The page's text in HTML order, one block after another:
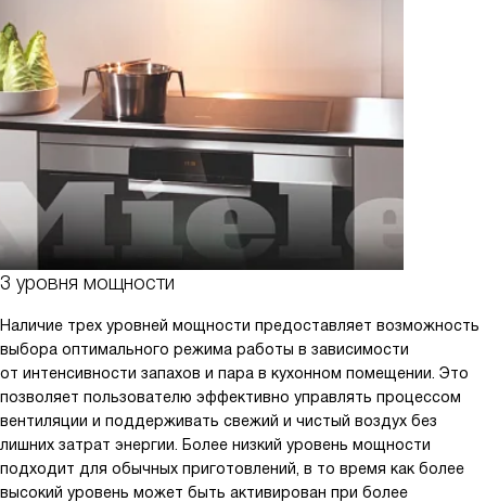
3 уровня мощности
Наличие трех уровней мощности предоставляет возможность
выбора оптимального режима работы в зависимости
от интенсивности запахов и пара в кухонном помещении. Это
позволяет пользователю эффективно управлять процессом
вентиляции и поддерживать свежий и чистый воздух без
лишних затрат энергии. Более низкий уровень мощности
подходит для обычных приготовлений, в то время как более
высокий уровень может быть активирован при более